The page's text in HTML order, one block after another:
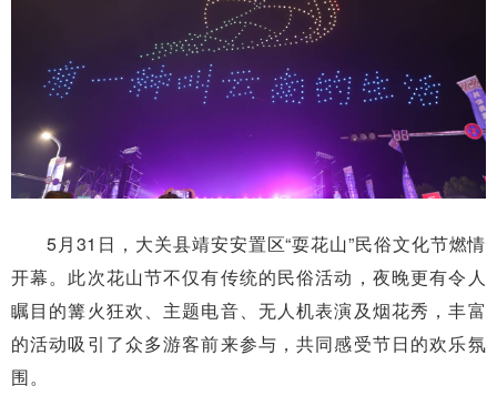
5月31日，大关县靖安安置区“耍花山”民俗文化节燃情
开幕。此次花山节不仅有传统的民俗活动，夜晚更有令人
瞩目的篝火狂欢、主题电音、无人机表演及烟花秀，丰富
的活动吸引了众多游客前来参与，共同感受节日的欢乐氛
围。